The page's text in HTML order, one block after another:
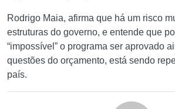
Rodrigo Maia, afirma que há um risco
estruturas do governo, e entende que
“impossível” o programa ser aprovado
questões do orçamento, está sendo
país.